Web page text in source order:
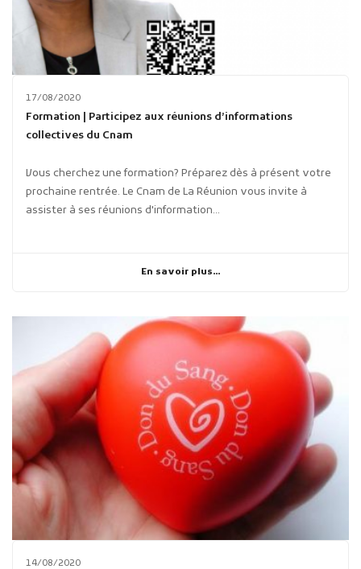
17/08/2020
Formation | Participez aux réunions d’informations
collectives du Cnam
Vous cherchez une formation? Préparez dès à présent votre
prochaine rentrée. Le Cnam de La Réunion vous invite à
assister à ses réunions d'information...
En savoir plus...
14/08/2020